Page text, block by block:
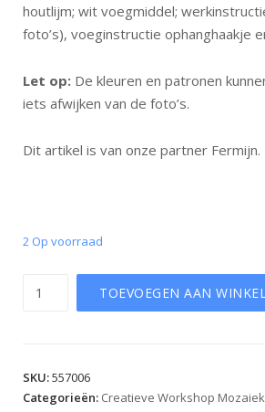
houtlijm; wit voegmiddel;
foto’s), voeginstructie ophanghaakje
Let op: De kleuren en patronen
iets afwijken van de foto’s.
Dit artikel is van onze partner Fermijn.
2 Op voorraad
TOEVOEGEN AAN
SKU:557006
Categorieën: Creatieve Workshop